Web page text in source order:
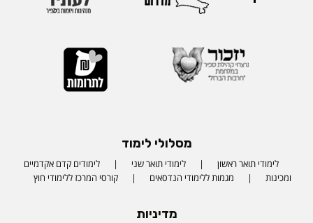
מסלולי לימוד
לימודי תואר ראשון לימודי תואר שני
לימודים קדם אקדמיים
ומכינות
מגמות ללימודי הנדסאים קורסי המרכז ללימודי חוץ
מדיניות